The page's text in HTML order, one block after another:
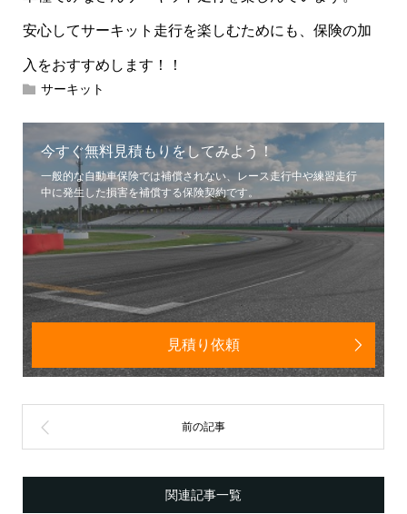
安心してサーキット走行を楽しむためにも、保険の加
入をおすすめします！！
サーキット
今すぐ無料見積もりをしてみよう！
一般的な自動車保険では補償されない、レース走行中や練習走行
中に発生した損害を補償する保険契約です。
見積り依頼
関連記事一覧